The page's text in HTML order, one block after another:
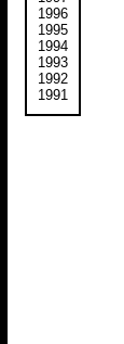
1996
1995
1994
1993
1992
1991